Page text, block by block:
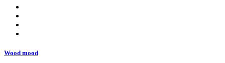
Wood mood